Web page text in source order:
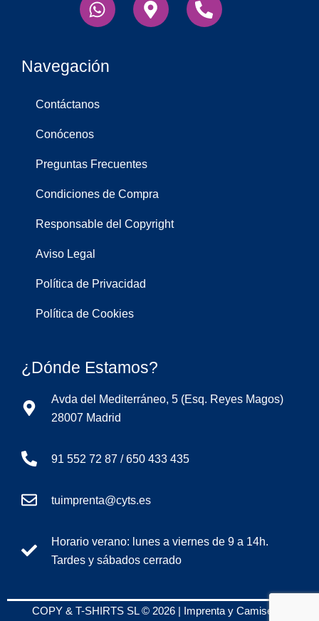
marker-
alt
Navegación
Contáctanos
Conócenos
Preguntas Frecuentes
Condiciones de Compra
Responsable del Copyright
Aviso Legal
Política de Privacidad
Política de Cookies
¿Dónde Estamos?
Avda del Mediterráneo, 5 (Esq. Reyes Magos)
28007 Madrid
91 552 72 87 / 650 433 435
tuimprenta@cyts.es
Horario verano: lunes a viernes de 9 a 14h.
Tardes y sábados cerrado
COPY & T-SHIRTS SL © 2026 | Imprenta y Camisetas